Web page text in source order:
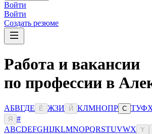
Войти
Войти
Создать резюме
Работа и вакансии
по профессии в
АБВГДЕ Ё ЖЗИ Й КЛМНОПР С ТУФ
Я
#
ABCDEFGHIJKLMNOPQRSTUVWX Y